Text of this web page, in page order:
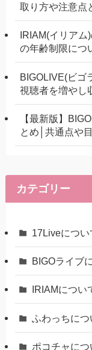
取り方や注意点
IRIAM(イリア
の年齢制限につ
BIGOLIVE(ビゴ
視聴者を増やし
【最新版】
とめ│共通点や
カテゴリー
17Liveについ
BIGOライブ
IRIAMについ
ふわっちにつ
ポコチャにつ